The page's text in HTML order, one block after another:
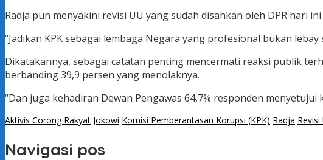
Radja pun menyakini revisi UU yang sudah disahkan oleh DPR hari
“Jadikan KPK sebagai lembaga Negara yang profesional bukan lebay
Dikatakannya, sebagai catatan penting mencermati reaksi publik
berbanding 39,9 persen yang menolaknya.
“Dan juga kehadiran Dewan Pengawas 64,7% responden
Aktivis Corong Rakyat Jokowi Komisi Pemberantasan Korupsi (KPK) Radja Revisi
Navigasi pos